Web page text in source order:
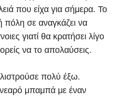
που είχα για σήμερα. Το
πόλη σε αναγκάζει να
γιατί θα κρατήσει λίγο
να το απολαύσεις.
πολύ έξω.
νεαρό μπαμπά με έναν